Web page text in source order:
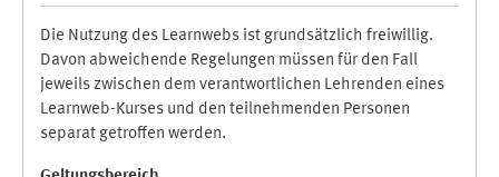
Die Nutzung des Learnwebs ist grundsätzlich freiwillig.
Davon abweichende Regelungen müssen für den Fall
jeweils zwischen dem verantwortlichen Lehrenden eines
Learnweb-Kurses und den teilnehmenden Personen
separat getroffen werden.